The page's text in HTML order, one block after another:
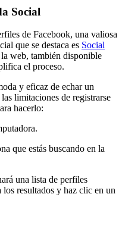
Social
de Facebook, una valiosa
que se destaca es Social
web, también disponible
el proceso.
y eficaz de echar un
limitaciones de registrarse
hacerlo:
que estás buscando en la
una lista de perfiles
resultados y haz clic en un